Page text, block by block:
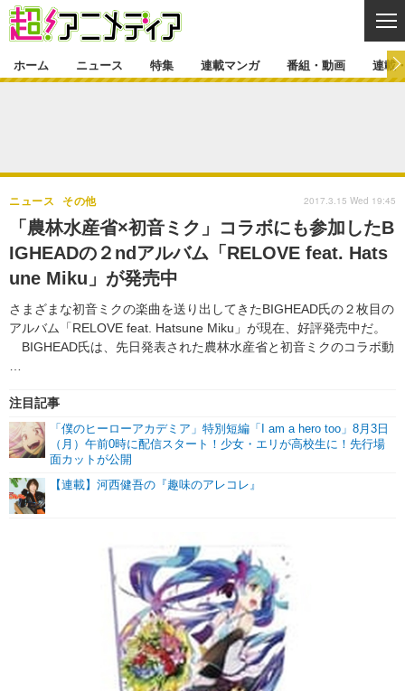
ゲーム・アプリ マンガ
グッズ イベント
声優
舞台 新帝スタ
特集一覧 カバー
ラキりす
連載マンガ
連載マンガ一覧 連載一覧
番組・動画
番組・動画一覧 ラジオ
動画
連載・ブログ
連載・ブログ一覧
編集部ブログ・お知らせ
ホーム ニュース 特集 連載マンガ 番組・動画 連載
「農林水産省×初音ミク」コラボにも参加したB
IGHEADの２ndアルバム「RELOVE feat. Hats
une Miku」が発売中
さまざまな初音ミクの楽曲を送り出してきたBIGHEAD氏の２枚目の
アルバム「RELOVE feat. Hatsune Miku」が現在、好評発売中だ。
BIGHEAD氏は、先日発表された農林水産省と初音ミクのコラボ動
ニュース その他
注目記事
「僕のヒーローアカデミア」特別短編「I am a hero too」8月3日
（月）午前0時に配信スタート！少女・エリが高校生に！先行場
面カットが公開
【連載】河西健吾の『趣味のアレコレ』
2017.3.15 Wed 19:45